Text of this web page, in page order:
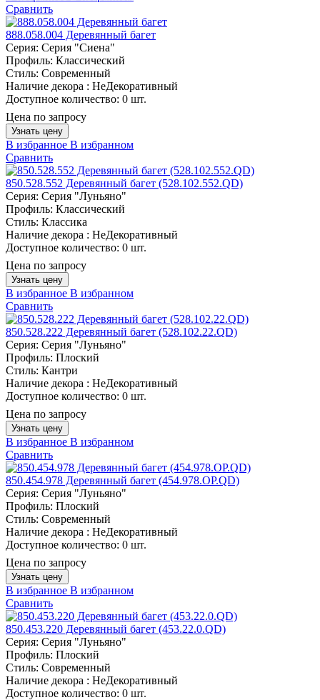
Сравнить
888.058.004 Деревянный багет
Серия: Серия "Сиена"
Профиль: Классический
Стиль: Современный
Наличие декора : НеДекоративный
Доступное количество: 0 шт.
Цена по запросу
Узнать цену
В избранное В избранном
Сравнить
850.528.552 Деревянный багет (528.102.552.QD)
Серия: Серия "Луньяно"
Профиль: Классический
Стиль: Классика
Наличие декора : НеДекоративный
Доступное количество: 0 шт.
Цена по запросу
Узнать цену
В избранное В избранном
Сравнить
850.528.222 Деревянный багет (528.102.22.QD)
Серия: Серия "Луньяно"
Профиль: Плоский
Стиль: Кантри
Наличие декора : НеДекоративный
Доступное количество: 0 шт.
Цена по запросу
Узнать цену
В избранное В избранном
Сравнить
850.454.978 Деревянный багет (454.978.OP.QD)
Серия: Серия "Луньяно"
Профиль: Плоский
Стиль: Современный
Наличие декора : НеДекоративный
Доступное количество: 0 шт.
Цена по запросу
Узнать цену
В избранное В избранном
Сравнить
850.453.220 Деревянный багет (453.22.0.QD)
Серия: Серия "Луньяно"
Профиль: Плоский
Стиль: Современный
Наличие декора : НеДекоративный
Доступное количество: 0 шт.